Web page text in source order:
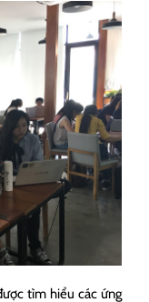
tìm hiểu các ứng